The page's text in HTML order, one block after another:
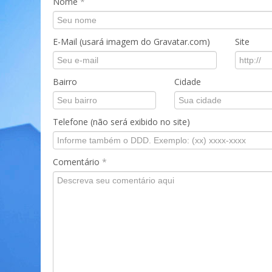
E-Mail (usará imagem do Gravatar.com) Site
Bairro Cidade
Telefone (não será exibido no site)
Comentário *